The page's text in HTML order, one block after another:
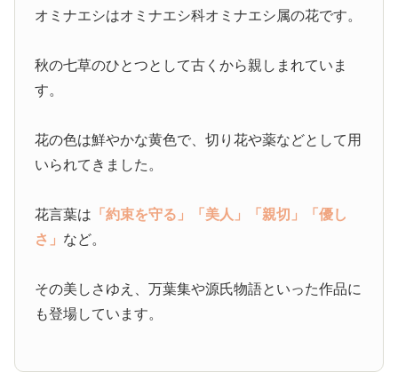
オミナエシはオミナエシ科オミナエシ属の花です。
秋の七草のひとつとして古くから親しまれていま
す。
花の色は鮮やかな黄色で、切り花や薬などとして用
いられてきました。
花言葉は 「約束を守る」 「美人」 「親切」
「優し
さ」 など。
その美しさゆえ、万葉集や源氏物語といった作品に
も登場しています。